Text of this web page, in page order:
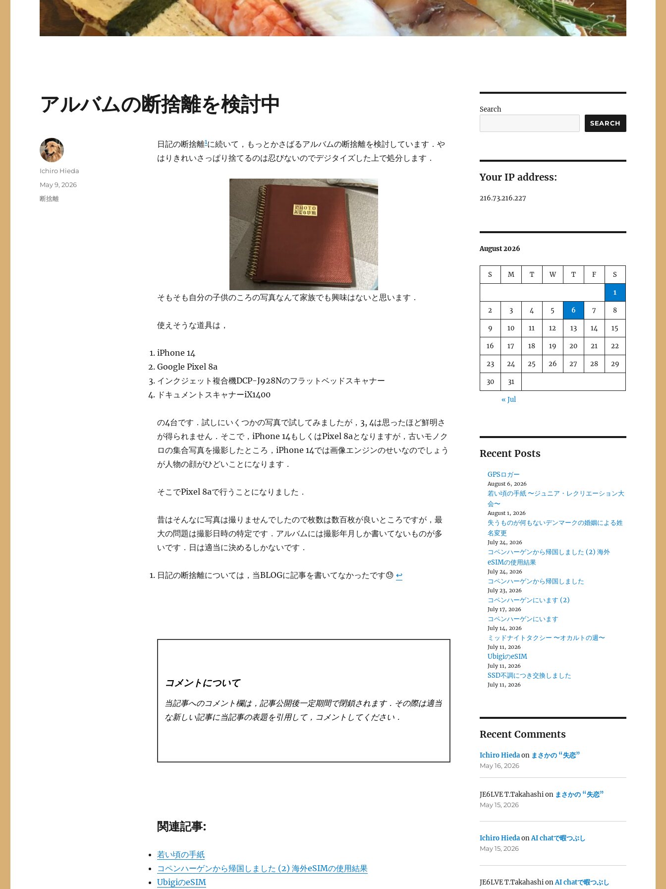
アルバムの断捨離を検討中
日記の断捨離1に続いて，もっとかさばるアルバムの断捨離を検討しています．や
はりきれいさっぱり捨てるのは忍びないのでデジタイズした上で処分します．
そもそも自分の子供のころの写真なんて家族でも興味はないと思います．
使えそうな道具は，
iPhone 14
Google Pixel 8a
インクジェット複合機DCP-J928Nのフラットベッドスキャナー
ドキュメントスキャナーiX1400
の4台です．試しにいくつかの写真で試してみましたが，3, 4は思ったほど鮮明さ
が得られません．そこで，iPhone 14もしくはPixel 8aとなりますが，古いモノク
ロの集合写真を撮影したところ，iPhone 14では画像エンジンのせいなのでしょう
が人物の顔がひどいことになります．
そこでPixel 8aで行うことになりました．
昔はそんなに写真は撮りませんでしたので枚数は数百枚が良いところですが，最
大の問題は撮影日時の特定です．アルバムには撮影年月しか書いてないものが多
いです．日は適当に決めるしかないです．
日記の断捨離については，当BLOGに記事を書いてなかったです😓 ↩︎
コメントについて
当記事へのコメント欄は，記事公開後一定期間で閉鎖されます．その際は適当
な新しい記事に当記事の表題を引用して，コメントしてください．
関連記事:
若い頃の手紙
コペンハーゲンから帰国しました (2) 海外eSIMの使用結果
UbigiのeSIM
Author
Ichiro Hieda
Posted
on
May 9, 2026
Categories
断捨離
Search
SEARCH
Your IP address:
216.73.216.227
August 2026
S M T W T F S
1
2 3 4 5 6 7 8
9 10 11 12 13 14 15
16 17 18 19 20 21 22
23 24 25 26 27 28 29
30 31
« Jul
Recent Posts
GPSロガー
August 6, 2026
若い頃の手紙 〜ジュニア・レクリエーション大
会〜
August 1, 2026
失うものが何もないデンマークの婚姻による姓
名変更
July 24, 2026
コペンハーゲンから帰国しました (2) 海外
eSIMの使用結果
July 24, 2026
コペンハーゲンから帰国しました
July 23, 2026
コペンハーゲンにいます (2)
July 17, 2026
コペンハーゲンにいます
July 14, 2026
ミッドナイトタクシー 〜オカルトの週〜
July 11, 2026
UbigiのeSIM
July 11, 2026
SSD不調につき交換しました
July 11, 2026
Recent Comments
Ichiro Hiedaon まさかの “失恋”
May 16, 2026
JE6LVE T.Takahashion まさかの “失恋”
May 15, 2026
Ichiro HiedaonAI chatで暇つぶし
May 15, 2026
JE6LVE T.TakahashionAI chatで暇つぶし